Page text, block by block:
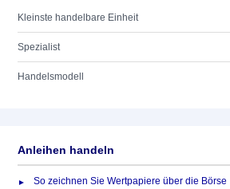
Kleinste handelbare Einheit
Spezialist
Handelsmodell
Anleihen handeln
So zeichnen Sie Wertpapiere über die Börse